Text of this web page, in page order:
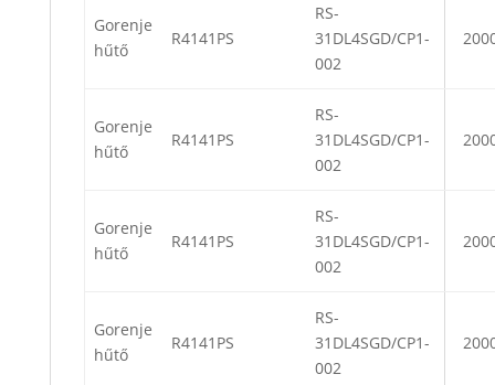
Gorenje
hűtő
R4141PS
RS-
31DL4SGD/CP1-
002
Gorenje
hűtő
R4141PS
RS-
31DL4SGD/CP1-
002
Gorenje
hűtő
R4141PS
RS-
31DL4SGD/CP1-
002
Gorenje
hűtő
R4141PS
RS-
31DL4SGD/CP1-
002